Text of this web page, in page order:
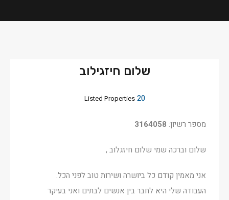
שלום חיזגילוב
20
Listed Properties
מספר רשיון: 3164058
שלום וברכה שמי שלום חיזגלוב ,
אני מאמין קודם כל ביושרה ושירות טוב לפני הכל.
העבודה שלי היא לחבר בין אנשים לבתים ואני בעיקר